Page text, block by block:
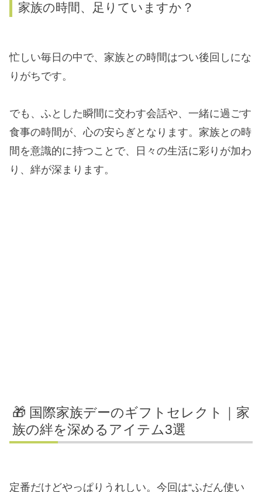
家族の時間、足りていますか？
忙しい毎日の中で、家族との時間はつい後回しにな
りがちです。
でも、ふとした瞬間に交わす会話や、一緒に過ごす
食事の時間が、心の安らぎとなります。家族との時
間を意識的に持つことで、日々の生活に彩りが加わ
り、絆が深まります。
🎁 国際家族デーのギフトセレクト｜家
族の絆を深めるアイテム3選
定番だけどやっぱりうれしい。今回は“ふだん使い